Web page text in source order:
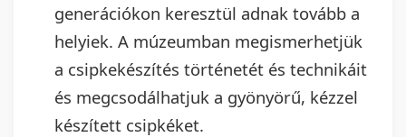
generációkon keresztül adnak tovább a
helyiek. A múzeumban megismerhetjük
a csipkekészítés történetét és technikáit
és megcsodálhatjuk a gyönyörű, kézzel
készített csipkéket.